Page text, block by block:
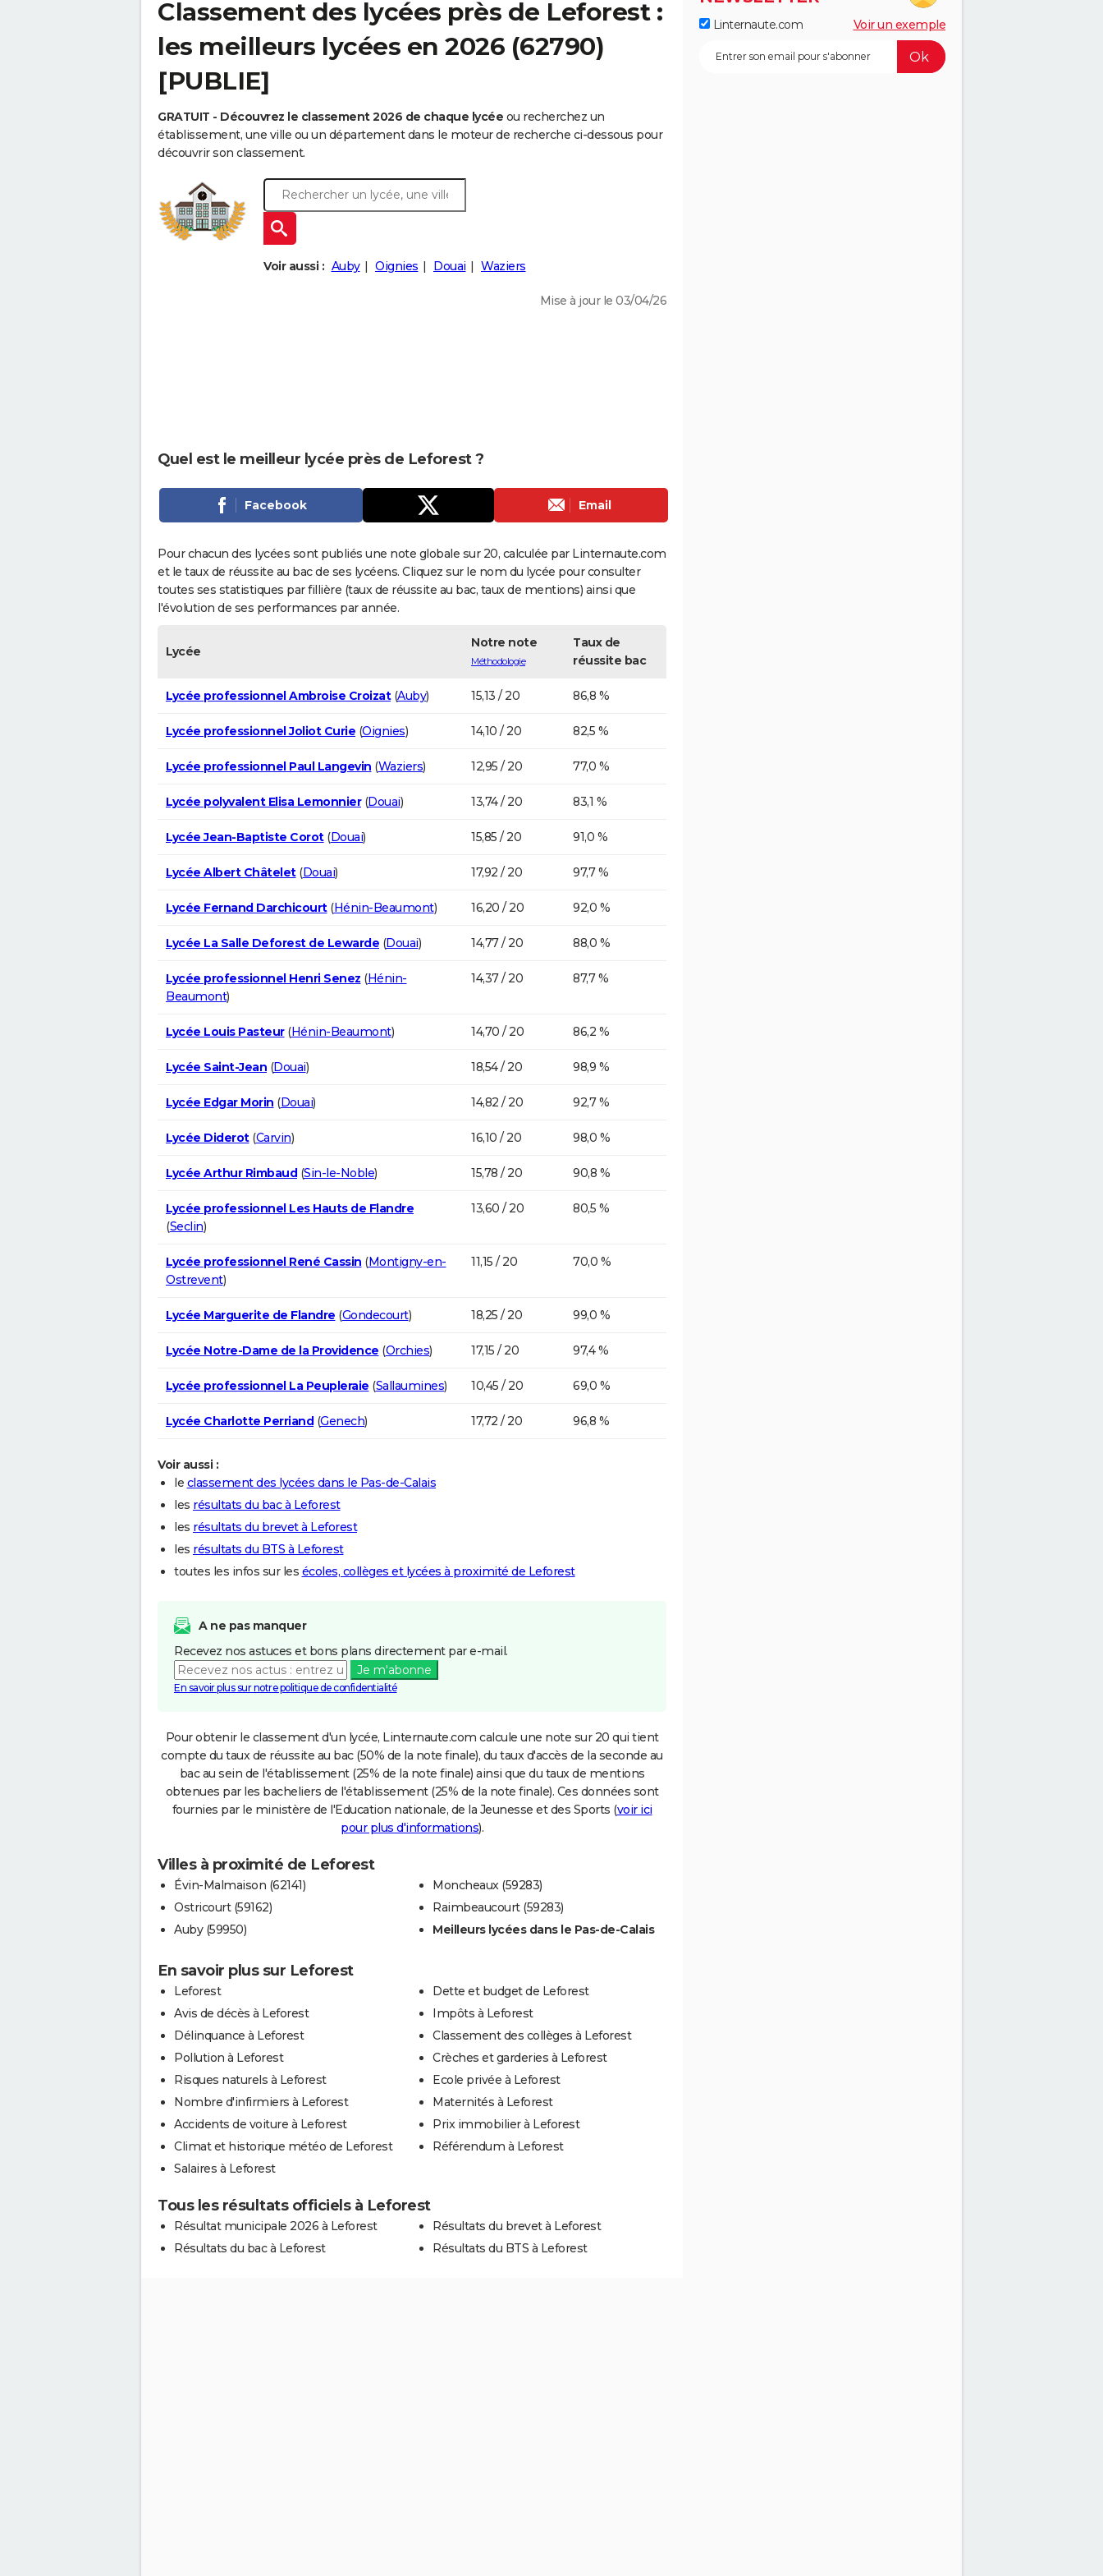
Classement des lycées près de Leforest :
les meilleurs lycées en 2026 (62790)
[PUBLIE]
GRATUIT - Découvrez le classement 2026 de chaque lycée ou recherchez un
établissement, une ville ou un département dans le moteur de recherche ci-dessous pour
découvrir son classement.
Voir aussi : Auby Oignies Douai Waziers
Mise à jour le 03/04/26
Quel est le meilleur lycée près de Leforest ?
Facebook Email
Pour chacun des lycées sont publiés une note globale sur 20, calculée par Linternaute.com
et le taux de réussite au bac de ses lycéens. Cliquez sur le nom du lycée pour consulter
toutes ses statistiques par fillière (taux de réussite au bac, taux de mentions) ainsi que
l'évolution de ses performances par année.
Lycée
Notre note
Méthodologie
Taux de
réussite bac
Lycée professionnel Ambroise Croizat(Auby) 15,13 / 20 86,8 %
Lycée professionnel Joliot Curie (Oignies) 14,10 / 20 82,5 %
Lycée professionnel Paul Langevin (Waziers) 12,95 / 20 77,0 %
Lycée polyvalent Elisa Lemonnier(Douai) 13,74 / 20 83,1 %
Lycée Jean-Baptiste Corot(Douai) 15,85 / 20 91,0 %
Lycée Albert Châtelet(Douai) 17,92 / 20 97,7 %
Lycée Fernand Darchicourt(Hénin-Beaumont) 16,20 / 20 92,0 %
Lycée La Salle Deforest de Lewarde (Douai) 14,77 / 20 88,0 %
Lycée professionnel Henri Senez (Hénin-
Beaumont)
14,37 / 20 87,7 %
Lycée Louis Pasteur(Hénin-Beaumont) 14,70 / 20 86,2 %
Lycée Saint-Jean (Douai) 18,54 / 20 98,9 %
Lycée Edgar Morin (Douai) 14,82 / 20 92,7 %
Lycée Diderot(Carvin) 16,10 / 20 98,0 %
Lycée Arthur Rimbaud(Sin-le-Noble) 15,78 / 20 90,8 %
Lycée professionnel Les Hauts de Flandre
(Seclin)
13,60 / 20 80,5 %
Lycée professionnel René Cassin (Montigny-en-
Ostrevent)
11,15 / 20 70,0 %
Lycée Marguerite de Flandre (Gondecourt) 18,25 / 20 99,0 %
Lycée Notre-Dame de la Providence (Orchies) 17,15 / 20 97,4 %
Lycée professionnel La Peupleraie (Sallaumines) 10,45 / 20 69,0 %
Lycée Charlotte Perriand(Genech) 17,72 / 20 96,8 %
Voir aussi :
le classement des lycées dans le Pas-de-Calais
les résultats du bac à Leforest
les résultats du brevet à Leforest
les résultats du BTS à Leforest
toutes les infos sur les écoles, collèges et lycées à proximité de Leforest
A ne pas manquer
Recevez nos astuces et bons plans directement par e-mail.
Je m'abonne
En savoir plus sur notre politique de confidentialité
Pour obtenir le classement d'un lycée, Linternaute.com calcule une note sur 20 qui tient
compte du taux de réussite au bac (50% de la note finale), du taux d'accès de la seconde au
bac au sein de l'établissement (25% de la note finale) ainsi que du taux de mentions
obtenues par les bacheliers de l'établissement (25% de la note finale). Ces données sont
fournies par le ministère de l'Education nationale, de la Jeunesse et des Sports (voir ici
pour plus d'informations).
Villes à proximité de Leforest
Évin-Malmaison (62141)
Ostricourt (59162)
Auby (59950)
Moncheaux (59283)
Raimbeaucourt (59283)
Meilleurs lycées dans le Pas-de-Calais
En savoir plus sur Leforest
Leforest
Avis de décès à Leforest
Délinquance à Leforest
Pollution à Leforest
Risques naturels à Leforest
Nombre d'infirmiers à Leforest
Accidents de voiture à Leforest
Climat et historique météo de Leforest
Salaires à Leforest
Dette et budget de Leforest
Impôts à Leforest
Classement des collèges à Leforest
Crèches et garderies à Leforest
Ecole privée à Leforest
Maternités à Leforest
Prix immobilier à Leforest
Référendum à Leforest
Tous les résultats officiels à Leforest
Résultat municipale 2026 à Leforest
Résultats du bac à Leforest
Résultats du brevet à Leforest
Résultats du BTS à Leforest
Linternaute.com Voir un exemple